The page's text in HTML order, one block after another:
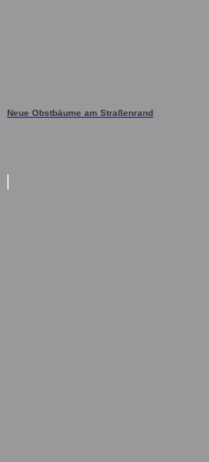
Neue Obstbäume am Straßenrand